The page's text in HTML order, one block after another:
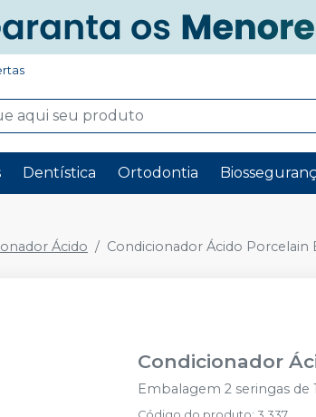
Dentística Ortodontia
Ácido Condicionador Ácido Porcelain
Condicionador
Embalagem 2 seringas de